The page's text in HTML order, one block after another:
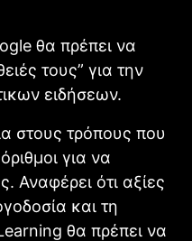
θα πρέπει να
τους” για την
ειδήσεων.
στους τρόπους που
για να
Αναφέρει ότι αξίες
και τη
θα πρέπει να